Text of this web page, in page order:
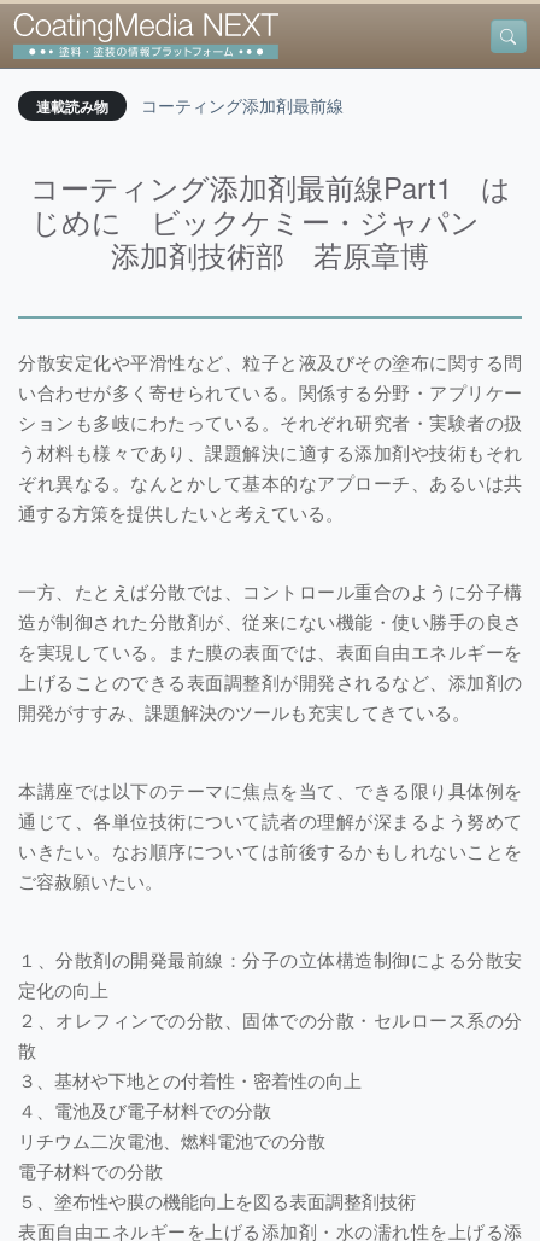
連載読み物 コーティング添加剤最前線
コーティング添加剤最前線Part1 は
じめに ビックケミー・ジャパン
添加剤技術部 若原章博
分散安定化や平滑性など、粒子と液及びその塗布に関する問
い合わせが多く寄せられている。関係する分野・アプリケー
ションも多岐にわたっている。それぞれ研究者・実験者の扱
う材料も様々であり、課題解決に適する添加剤や技術もそれ
ぞれ異なる。なんとかして基本的なアプローチ、あるいは共
通する方策を提供したいと考えている。
一方、たとえば分散では、コントロール重合のように分子構
造が制御された分散剤が、従来にない機能・使い勝手の良さ
を実現している。また膜の表面では、表面自由エネルギーを
上げることのできる表面調整剤が開発されるなど、添加剤の
開発がすすみ、課題解決のツールも充実してきている。
本講座では以下のテーマに焦点を当て、できる限り具体例を
通じて、各単位技術について読者の理解が深まるよう努めて
いきたい。なお順序については前後するかもしれないことを
ご容赦願いたい。
１、分散剤の開発最前線：分子の立体構造制御による分散安
定化の向上
２、オレフィンでの分散、固体での分散・セルロース系の分
散
３、基材や下地との付着性・密着性の向上
４、電池及び電子材料での分散
リチウム二次電池、燃料電池での分散
電子材料での分散
５、塗布性や膜の機能向上を図る表面調整剤技術
表面自由エネルギーを上げる添加剤・水の濡れ性を上げる添